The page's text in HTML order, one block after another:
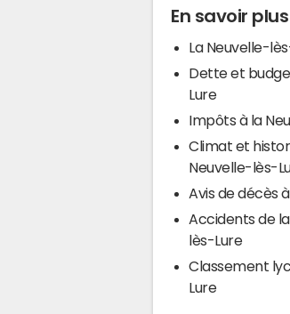
En savoir
La Neuvelle-
Dette et
Lure
Impôts à
Climat et
Neuvelle-lès-
Avis de décès
Accidents de
lès-Lure
Classement
Lure